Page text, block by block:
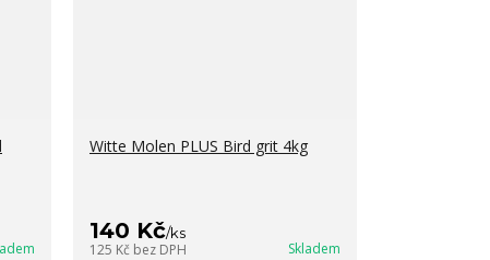
Witte Molen PLUS Bird grit 4kg
140 Kč/ks
125 Kč bez DPH Skladem